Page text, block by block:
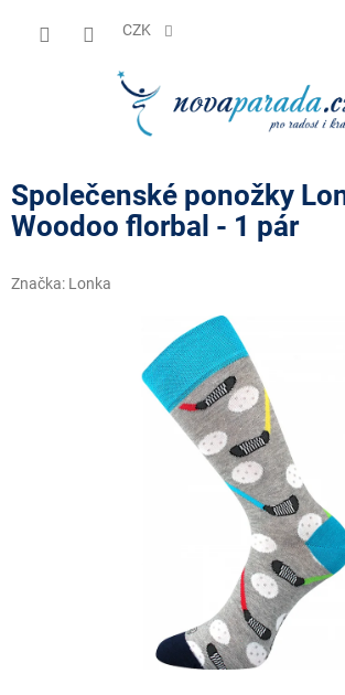
CZK
Společenské ponožky
Woodoo florbal - 1 pár
Značka: Lonka